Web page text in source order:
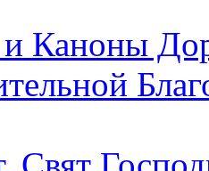
Каноны